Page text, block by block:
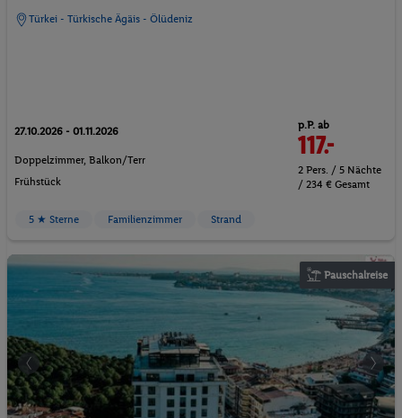
Türkei - Türkische Ägäis - Ölüdeniz
27.10.2026 - 01.11.2026
Doppelzimmer, Balkon/Terr
Frühstück
p.P. ab
117.-
2 Pers. / 5 Nächte
/ 234 € Gesamt
5 ★ Sterne Familienzimmer Strand
Pauschalreise